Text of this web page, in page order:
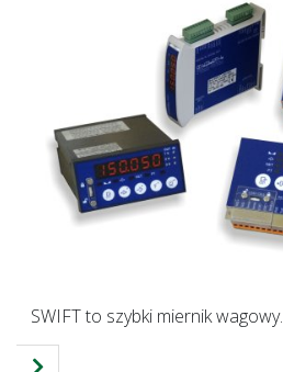
SWIFT to szybki miernik wagowy.